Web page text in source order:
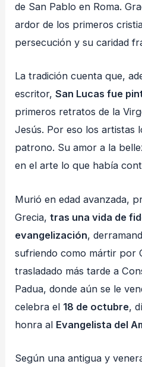
de San Pablo en Roma.
ardor de los primeros
persecución y su caridad
La tradición cuenta que,
escritor,San Lucas fue
primeros retratos de la
Jesús. Por eso los artistas
patrono. Su amor a la
en el arte lo que había
Murió en edad avanzada,
Grecia,tras una vida de
evangelización,
sufriendo como mártir por
trasladado más tarde a
Padua, donde aún se le
celebra el 18 de octubre,
honra al Evangelista del
Según una antigua y